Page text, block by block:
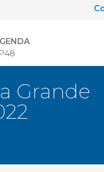
Grande